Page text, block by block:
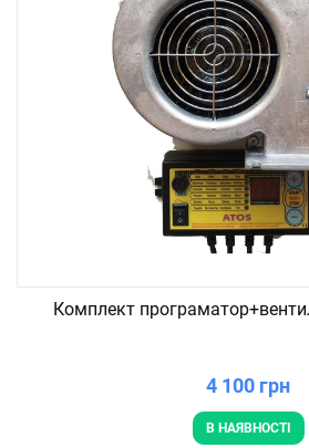
Комплект
4 100 грн
В НАЯВНОСТІ